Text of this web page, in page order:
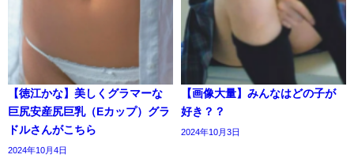
【徳江かな】美しくグラマーな
巨尻安産尻巨乳（Eカップ）グラ
ドルさんがこちら
2024年10月4日
【画像大量】みんなはどの子が
好き？？
2024年10月3日